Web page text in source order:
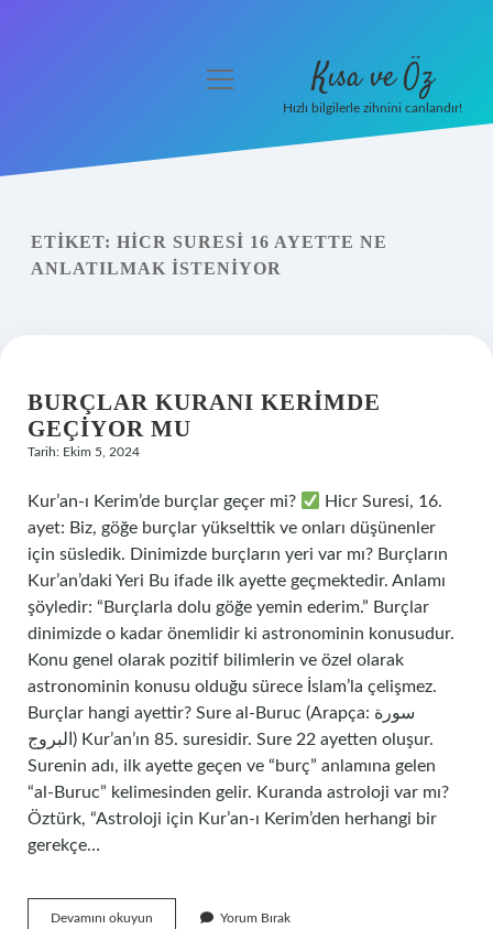
Yasal Uyarı
menüyü
Kısa ve Öz
Hızlı bilgilerle zihnini canlandır!
ETIKET: HICR SURESI 16 AYETTE NE
ANLATILMAK ISTENIYOR
BURÇLAR KURANI KERIMDE
GEÇIYOR MU
Tarih: Ekim 5, 2024
Kur’an-ı Kerim’de burçlar geçer mi?
Hicr Suresi, 16.
ayet: Biz, göğe burçlar yükselttik ve onları düşünenler
için süsledik. Dinimizde burçların yeri var mı? Burçların
Kur’an’daki Yeri Bu ifade ilk ayette geçmektedir. Anlamı
şöyledir: “Burçlarla dolu göğe yemin ederim.” Burçlar
dinimizde o kadar önemlidir ki astronominin konusudur.
Konu genel olarak pozitif bilimlerin ve özel olarak
astronominin konusu olduğu sürece İslam’la çelişmez.
Burçlar hangi ayettir? Sure al-Buruc (Arapça: سورة
البروج) Kur’an’ın 85. suresidir. Sure 22 ayetten oluşur.
Surenin adı, ilk ayette geçen ve “burç” anlamına gelen
“al-Buruc” kelimesinden gelir. Kuranda astroloji var mı?
Öztürk, “Astroloji için Kur’an-ı Kerim’den herhangi bir
gerekçe…
Devamını okuyun Yorum Bırak